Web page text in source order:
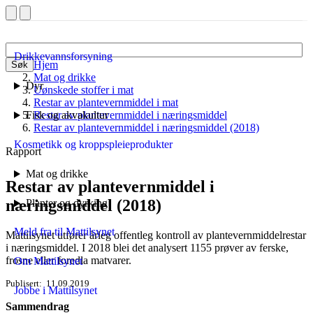
Søk
Drikkevannsforsyning
Dyr
Fisk og akvakultur
Kosmetikk og kroppspleieprodukter
Mat og drikke
Planter og dyrking
Meld fra til Mattilsynet
Om Mattilsynet
Jobbe i Mattilsynet
Hjem
Mat og drikke
Uønskede stoffer i mat
Restar av plantevernmiddel i mat
Restar av plantevernmiddel i næringsmiddel
Restar av plantevernmiddel i næringsmiddel (2018)
Rapport
Restar av plantevernmiddel i
næringsmiddel (2018)
Mattilsynet utfører årleg offentleg kontroll av plantevernmiddelrestar
i næringsmiddel. I 2018 blei det analysert 1155 prøver av ferske,
frosne eller foredla matvarer.
Publisert 11.09.2019
Sammendrag